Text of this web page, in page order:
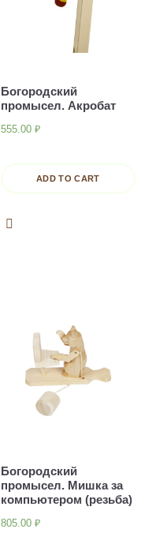
Богородский
промысел. Акробат
555.00 ₽
ADD TO CART
Богородский
промысел. Мишка за
компьютером (резьба)
805.00 ₽